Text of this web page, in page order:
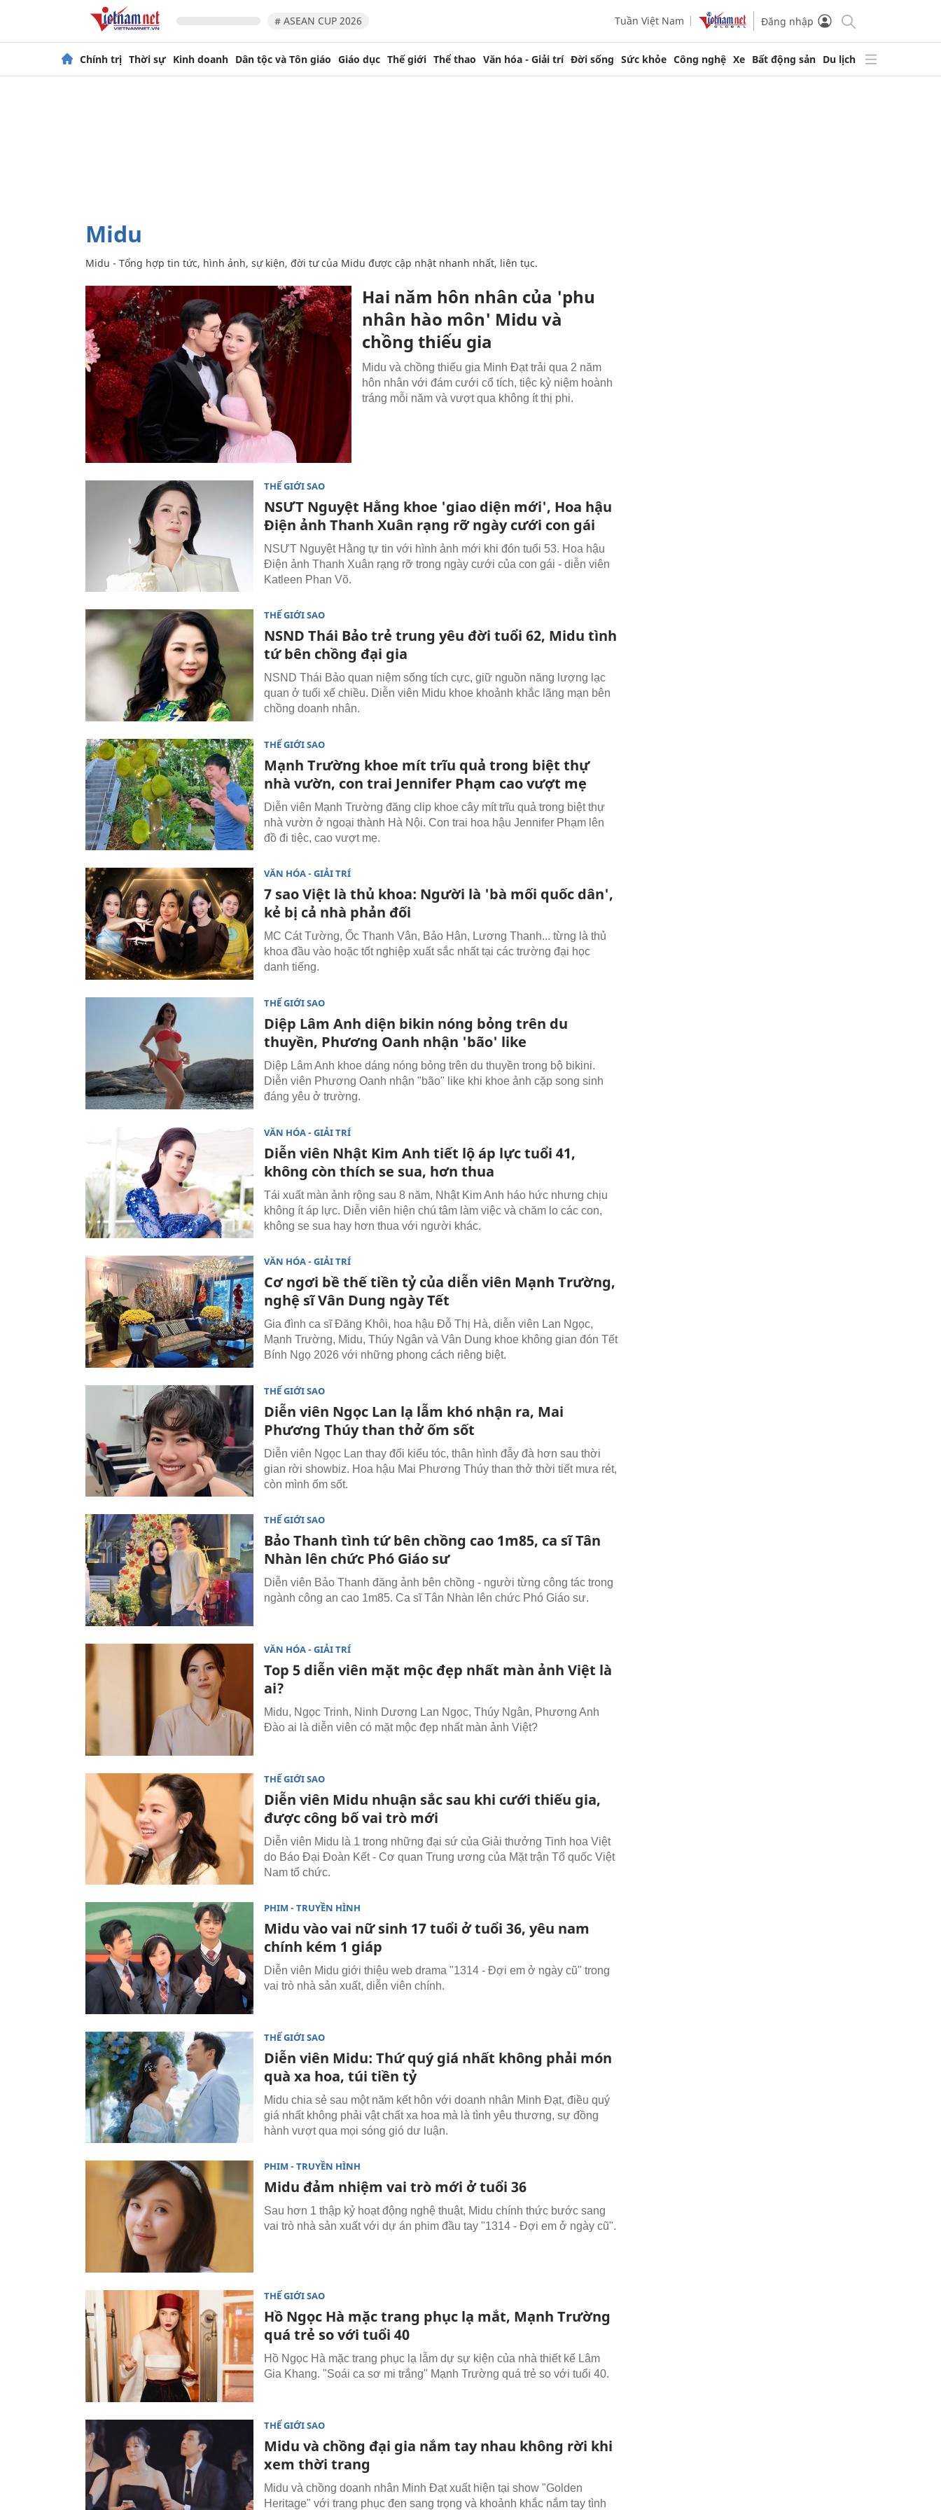
# ASEAN CUP 2026 Tuần Việt Nam Đăng nhập
Chính trị Thời sự Kinh doanh Dân tộc và Tôn giáo Giáo dục Thế giới Thể thao Văn hóa - Giải trí Đời sống Sức khỏe Công nghệ Xe Bất động sản Du lịch
Midu
Midu - Tổng hợp tin tức, hình ảnh, sự kiện, đời tư của Midu được cập nhật nhanh nhất, liên tục.
Hai năm hôn nhân của 'phu
nhân hào môn' Midu và
chồng thiếu gia
Midu và chồng thiếu gia Minh Đạt trải qua 2 năm
hôn nhân với đám cưới cổ tích, tiệc kỷ niệm hoành
tráng mỗi năm và vượt qua không ít thị phi.
THẾ GIỚI SAO
NSƯT Nguyệt Hằng khoe 'giao diện mới', Hoa hậu
Điện ảnh Thanh Xuân rạng rỡ ngày cưới con gái
NSƯT Nguyệt Hằng tự tin với hình ảnh mới khi đón tuổi 53. Hoa hậu
Điện ảnh Thanh Xuân rạng rỡ trong ngày cưới của con gái - diễn viên
Katleen Phan Võ.
THẾ GIỚI SAO
NSND Thái Bảo trẻ trung yêu đời tuổi 62, Midu tình
tứ bên chồng đại gia
NSND Thái Bảo quan niệm sống tích cực, giữ nguồn năng lượng lạc
quan ở tuổi xế chiều. Diễn viên Midu khoe khoảnh khắc lãng mạn bên
chồng doanh nhân.
THẾ GIỚI SAO
Mạnh Trường khoe mít trĩu quả trong biệt thự
nhà vườn, con trai Jennifer Phạm cao vượt mẹ
Diễn viên Mạnh Trường đăng clip khoe cây mít trĩu quả trong biệt thự
nhà vườn ở ngoại thành Hà Nội. Con trai hoa hậu Jennifer Phạm lên
đồ đi tiệc, cao vượt mẹ.
VĂN HÓA - GIẢI TRÍ
7 sao Việt là thủ khoa: Người là 'bà mối quốc dân',
kẻ bị cả nhà phản đối
MC Cát Tường, Ốc Thanh Vân, Bảo Hân, Lương Thanh... từng là thủ
khoa đầu vào hoặc tốt nghiệp xuất sắc nhất tại các trường đại học
danh tiếng.
THẾ GIỚI SAO
Diệp Lâm Anh diện bikin nóng bỏng trên du
thuyền, Phương Oanh nhận 'bão' like
Diệp Lâm Anh khoe dáng nóng bỏng trên du thuyền trong bộ bikini.
Diễn viên Phương Oanh nhận "bão" like khi khoe ảnh cặp song sinh
đáng yêu ở trường.
VĂN HÓA - GIẢI TRÍ
Diễn viên Nhật Kim Anh tiết lộ áp lực tuổi 41,
không còn thích se sua, hơn thua
Tái xuất màn ảnh rộng sau 8 năm, Nhật Kim Anh háo hức nhưng chịu
không ít áp lực. Diễn viên hiện chú tâm làm việc và chăm lo các con,
không se sua hay hơn thua với người khác.
VĂN HÓA - GIẢI TRÍ
Cơ ngơi bề thế tiền tỷ của diễn viên Mạnh Trường,
nghệ sĩ Vân Dung ngày Tết
Gia đình ca sĩ Đăng Khôi, hoa hậu Đỗ Thị Hà, diễn viên Lan Ngọc,
Mạnh Trường, Midu, Thúy Ngân và Vân Dung khoe không gian đón Tết
Bính Ngọ 2026 với những phong cách riêng biệt.
THẾ GIỚI SAO
Diễn viên Ngọc Lan lạ lẫm khó nhận ra, Mai
Phương Thúy than thở ốm sốt
Diễn viên Ngọc Lan thay đổi kiểu tóc, thân hình đẫy đà hơn sau thời
gian rời showbiz. Hoa hậu Mai Phương Thúy than thở thời tiết mưa rét,
còn mình ốm sốt.
THẾ GIỚI SAO
Bảo Thanh tình tứ bên chồng cao 1m85, ca sĩ Tân
Nhàn lên chức Phó Giáo sư
Diễn viên Bảo Thanh đăng ảnh bên chồng - người từng công tác trong
ngành công an cao 1m85. Ca sĩ Tân Nhàn lên chức Phó Giáo sư.
VĂN HÓA - GIẢI TRÍ
Top 5 diễn viên mặt mộc đẹp nhất màn ảnh Việt là
ai?
Midu, Ngọc Trinh, Ninh Dương Lan Ngọc, Thúy Ngân, Phương Anh
Đào ai là diễn viên có mặt mộc đẹp nhất màn ảnh Việt?
THẾ GIỚI SAO
Diễn viên Midu nhuận sắc sau khi cưới thiếu gia,
được công bố vai trò mới
Diễn viên Midu là 1 trong những đại sứ của Giải thưởng Tinh hoa Việt
do Báo Đại Đoàn Kết - Cơ quan Trung ương của Mặt trận Tổ quốc Việt
Nam tổ chức.
PHIM - TRUYỀN HÌNH
Midu vào vai nữ sinh 17 tuổi ở tuổi 36, yêu nam
chính kém 1 giáp
Diễn viên Midu giới thiệu web drama "1314 - Đợi em ở ngày cũ" trong
vai trò nhà sản xuất, diễn viên chính.
THẾ GIỚI SAO
Diễn viên Midu: Thứ quý giá nhất không phải món
quà xa hoa, túi tiền tỷ
Midu chia sẻ sau một năm kết hôn với doanh nhân Minh Đạt, điều quý
giá nhất không phải vật chất xa hoa mà là tình yêu thương, sự đồng
hành vượt qua mọi sóng gió dư luận.
PHIM - TRUYỀN HÌNH
Midu đảm nhiệm vai trò mới ở tuổi 36
Sau hơn 1 thập kỷ hoạt động nghệ thuật, Midu chính thức bước sang
vai trò nhà sản xuất với dự án phim đầu tay "1314 - Đợi em ở ngày cũ".
THẾ GIỚI SAO
Hồ Ngọc Hà mặc trang phục lạ mắt, Mạnh Trường
quá trẻ so với tuổi 40
Hồ Ngọc Hà mặc trang phục lạ lẫm dự sự kiện của nhà thiết kế Lâm
Gia Khang. "Soái ca sơ mi trắng" Mạnh Trường quá trẻ so với tuổi 40.
THẾ GIỚI SAO
Midu và chồng đại gia nắm tay nhau không rời khi
xem thời trang
Midu và chồng doanh nhân Minh Đạt xuất hiện tại show "Golden
Heritage" với trang phục đen sang trọng và khoảnh khắc nắm tay tình